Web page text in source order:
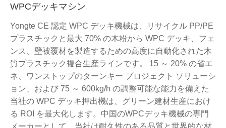
WPCデッキマシン
Yongte CE 認定 WPC デッキ機械は、リサイクル PP/PE
プラスチックと最大 70% の木粉から WPC デッキ、フェ
ンス、壁被覆材を製造するための高度に自動化された木
質プラスチック複合生産ラインです。 15 ～ 20% の省エ
ネ、ワンストップのターンキー プロジェクト ソリューシ
ョン、および 75 ～ 600kg/h の調整可能な能力を備えた
当社の WPC デッキ押出機は、グリーン建材生産におけ
る ROI を最大化します。中国のWPCデッキ機械の専門
メーカーとして、当社は耐久性のある品質と世界的な材